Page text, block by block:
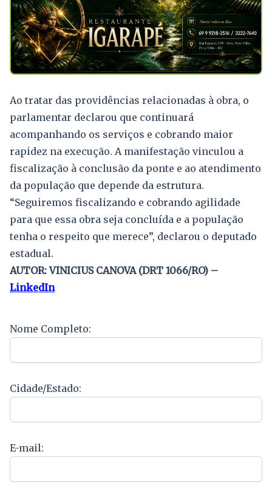
Ao tratar das providências relacionadas à obra, o
parlamentar declarou que continuará
acompanhando os serviços e cobrando maior
rapidez na execução. A manifestação vinculou a
fiscalização à conclusão da ponte e ao atendimento
da população que depende da estrutura.
“Seguiremos fiscalizando e cobrando agilidade
para que essa obra seja concluída e a população
tenha o respeito que merece”, declarou o deputado
estadual.
AUTOR: VINICIUS CANOVA (DRT 1066/RO) –
LinkedIn
Nome Completo:
Cidade/Estado:
E-mail: